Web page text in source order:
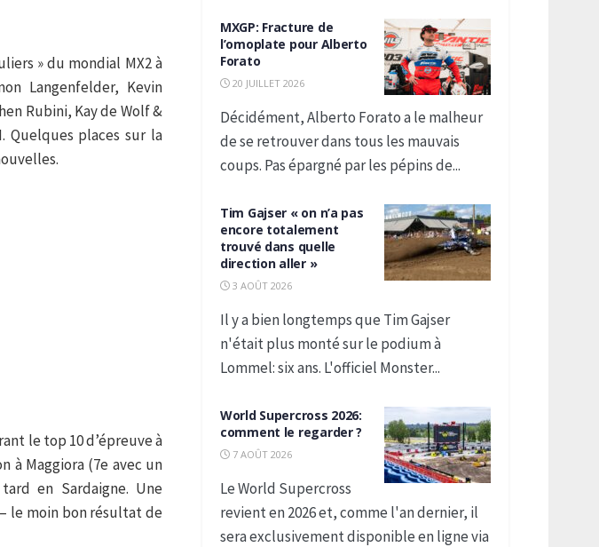
» du mondial MX2 à
Langenfelder, Kevin
Rubini, Kay de Wolf &
Quelques places sur la
le top 10 d’épreuve à
à Maggiora (7e avec un
en Sardaigne. Une
le moin bon résultat de
MXGP: Fracture de
l’omoplate pour Alberto
Forato
20 JUILLET 2026
Décidément, Alberto Forato a le malheur
de se retrouver dans tous les mauvais
coups. Pas épargné par les pépins de...
Tim Gajser « on n’a pas
encore totalement
trouvé dans quelle
direction aller »
3 AOÛT 2026
Il y a bien longtemps que Tim Gajser
n'était plus monté sur le podium à
Lommel: six ans. L'officiel Monster...
World Supercross 2026:
comment le regarder ?
7 AOÛT 2026
Le World Supercross
revient en 2026 et, comme l'an dernier, il
sera exclusivement disponible en ligne via